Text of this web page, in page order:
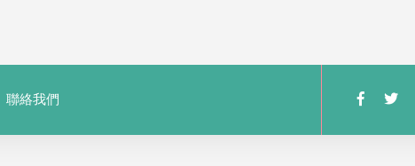
聯絡我們